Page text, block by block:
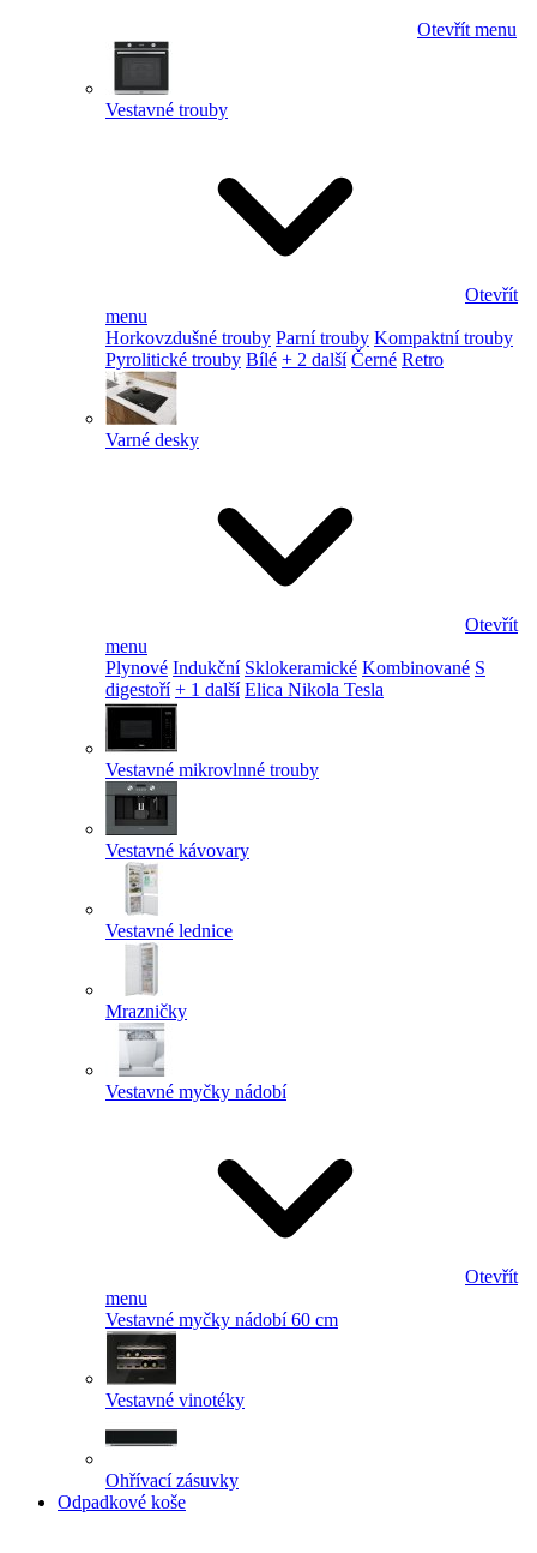
Otevřít menu
Vestavné trouby
Otevřít
menu
Horkovzdušné trouby Parní trouby Kompaktní trouby
Pyrolitické trouby Bílé + 2 další Černé Retro
Varné desky
Otevřít
menu
Plynové Indukční Sklokeramické Kombinované S
digestoří + 1 další Elica Nikola Tesla
Vestavné mikrovlnné trouby
Vestavné kávovary
Vestavné lednice
Mrazničky
Vestavné myčky nádobí
Otevřít
menu
Vestavné myčky nádobí 60 cm
Vestavné vinotéky
Ohřívací zásuvky
Odpadkové koše